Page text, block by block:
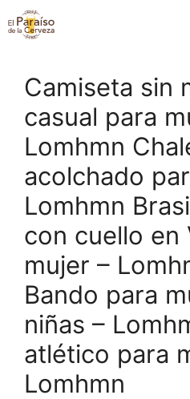
Saltar
al
Camiseta sin
casual para
Lomhmn
acolchado
Lomhmn
con cuello en
mujer –
Bando para
niñas –
atlético para
Lomhmn